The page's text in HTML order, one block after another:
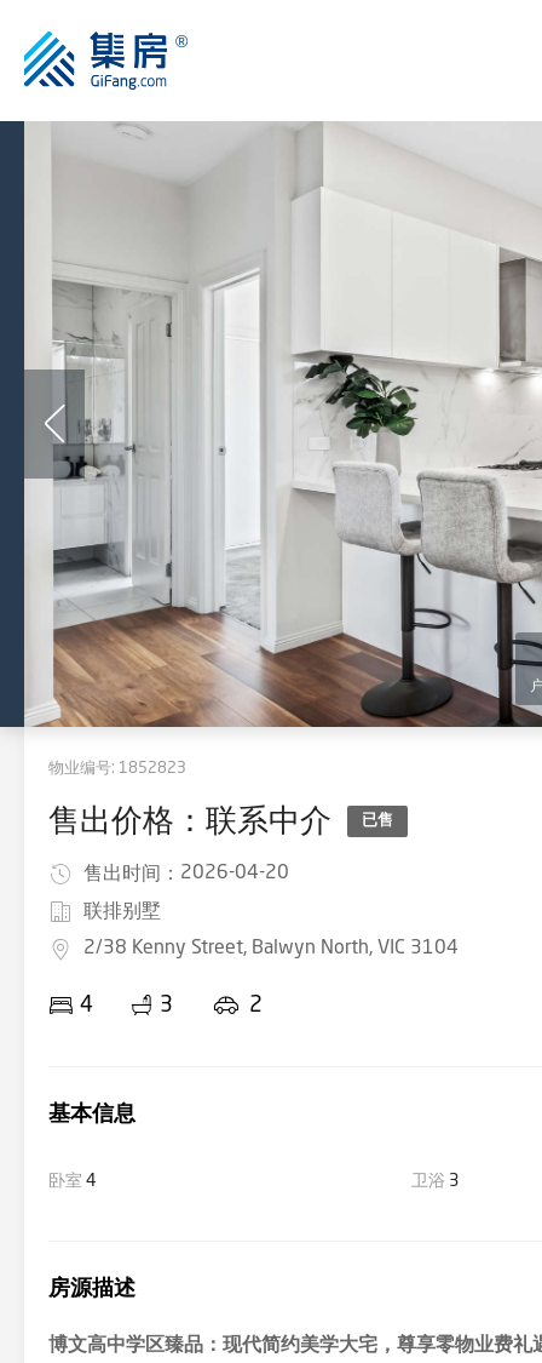
物业编号: 1852823
售出价格：联系中介 已售
售出时间： 2026-04-20
联排别墅
2/38 Kenny Street, Balwyn North, VIC 3104
4 3 2
基本信息
卧室 4 卫浴 3
房源描述
博文高中学区臻品：现代简约美学大宅，尊享零物业费礼